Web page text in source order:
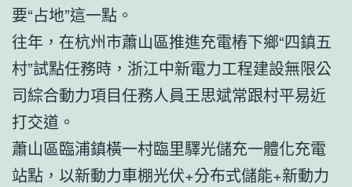
要“占地”這一點。
往年，在杭州市蕭山區推進充電樁下鄉“四鎮五
村”試點任務時，浙江中新電力工程建設無限公
司綜合動力項目任務人員王思斌常跟村平易近
打交道。
蕭山區臨浦鎮橫一村臨里驛光儲充一體化充電
站點，以新動力車棚光伏+分布式儲能+新動力